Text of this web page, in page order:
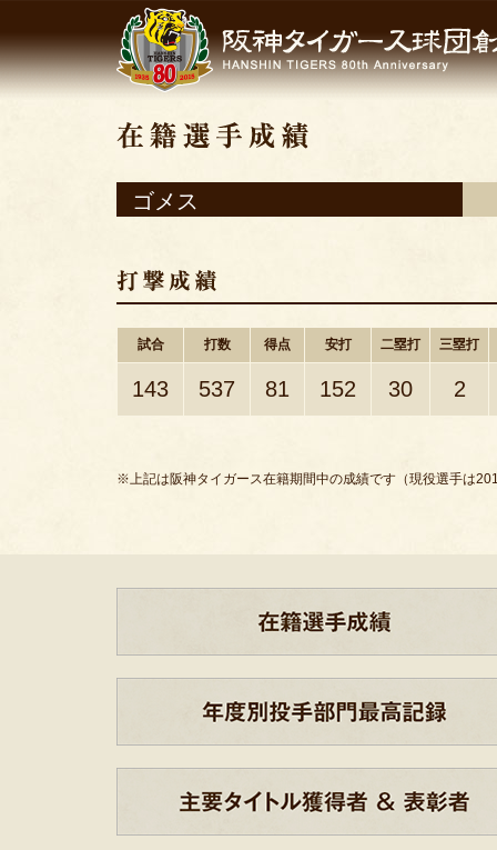
ゴメス
試合 打数 得点 安打 二塁打 三塁打
143 537 81 152 30 2
※上記は阪神タイガース在籍期間中の成績です（現役選手は